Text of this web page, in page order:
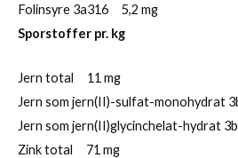
Folinsyre 3a316 5,2 mg
Sporstoffer pr. kg
Jern total 11 mg
Jern som jern(II)-sulfat-monohydrat
Jern som jern(II)glycinchelat-hydrat
Zink total 71 mg